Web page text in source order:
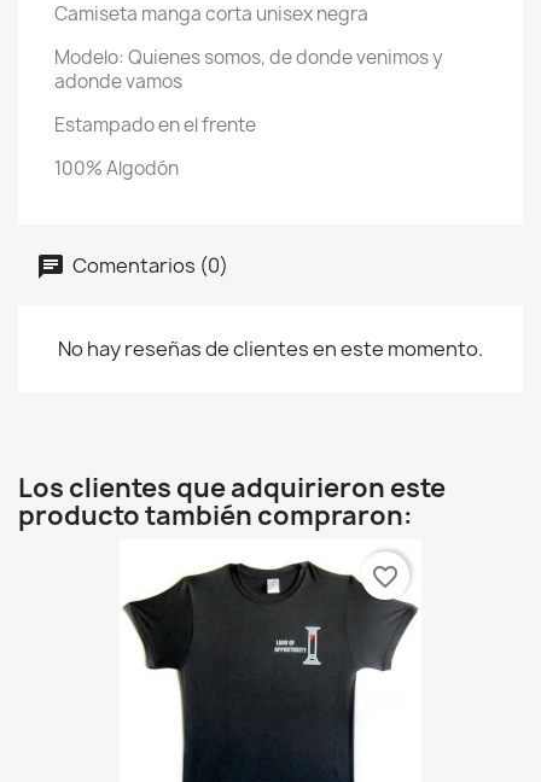
Camiseta manga corta unisex negra
Modelo: Quienes somos, de donde venimos y
adonde vamos
Estampado en el frente
100% Algodón
Comentarios (0)
No hay reseñas de clientes en este momento.
Los clientes que adquirieron este
producto también compraron:
favorite_border